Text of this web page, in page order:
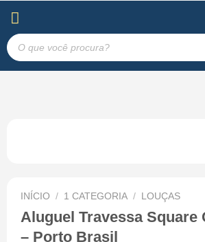
INÍCIO / 1 CATEGORIA / LOUÇAS
Aluguel Travessa Square
– Porto Brasil